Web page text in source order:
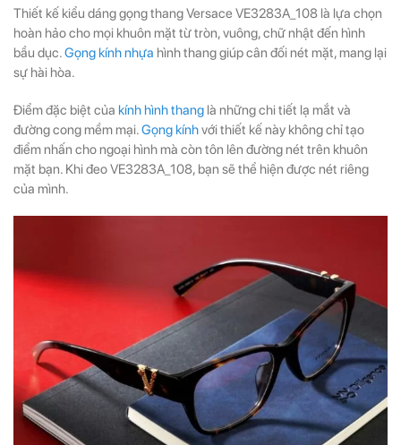
Thiết kế kiểu dáng gọng thang Versace VE3283A_108 là lựa chọn
hoàn hảo cho mọi khuôn mặt từ tròn, vuông, chữ nhật đến hình
bầu dục.Gọng kính nhựa hình thang giúp cân đối nét mặt, mang lại
sự hài hòa.
Điểm đặc biệt của kính hình thang là những chi tiết lạ mắt và
đường cong mềm mại.Gọng kínhvới thiết kế này không chỉ tạo
điểm nhấn cho ngoại hình mà còn tôn lên đường nét trên khuôn
mặt bạn. Khi đeo VE3283A_108, bạn sẽ thể hiện được nét riêng
của mình.